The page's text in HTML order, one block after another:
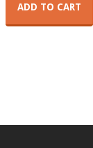
ADD TO CART